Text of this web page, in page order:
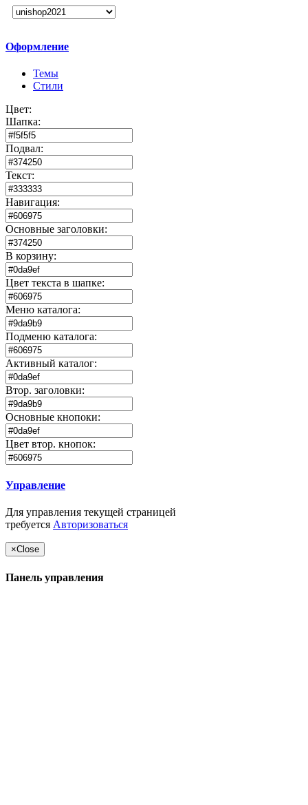
Оформление
Темы
Стили
Цвет:
Шапка:
Подвал:
Текст:
Навигация:
Основные заголовки:
В корзину:
Цвет текста в шапке:
Меню каталога:
Подменю каталога:
Активный каталог:
Втор. заголовки:
Основные кнопоки:
Цвет втор. кнопок:
Управление
Для управления текущей страницей
требуется Авторизоваться
×Close
Панель управления